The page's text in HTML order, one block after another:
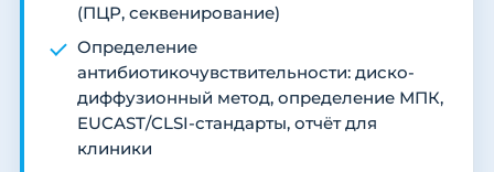
(ПЦР, секвенирование)
Определение
антибиотикочувствительности: диско-
диффузионный метод, определение МПК,
EUCAST/CLSI-стандарты, отчёт для
клиники